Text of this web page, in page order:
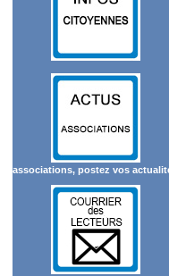
associations, postez vos